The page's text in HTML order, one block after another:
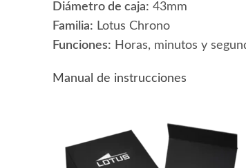
Diámetro de caja: 43mm
Familia: Lotus Chrono
Funciones: Horas, minutos y
Manual de instrucciones